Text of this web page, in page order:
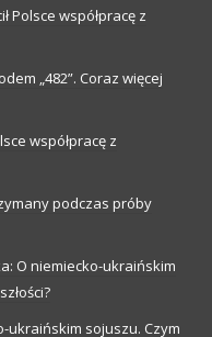
Polsce współpracę z
„482”. Coraz więcej
współpracę z
podczas próby
O niemiecko-ukraińskim
ukraińskim sojuszu. Czym